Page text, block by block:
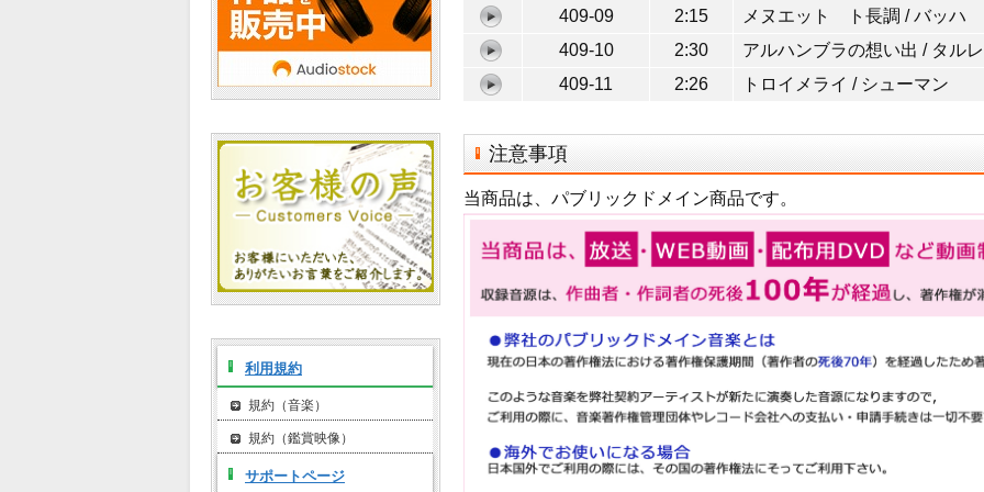
409-09 2:15
メヌエット ト長調 / バッハ
409-10
2:30
アルハンブラの想い出 / タル
409-11
2:26 トロイメライ / シューマン
注意事項
当商品は、パブリックドメイン商品です。
利用規約
規約（音楽）
規約（鑑賞映像）
サポートページ